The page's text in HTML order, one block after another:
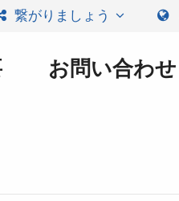
繋がりましょう
お問い合わせ